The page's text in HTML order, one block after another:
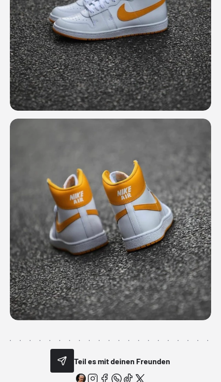
Teil es mit deinen Freunden